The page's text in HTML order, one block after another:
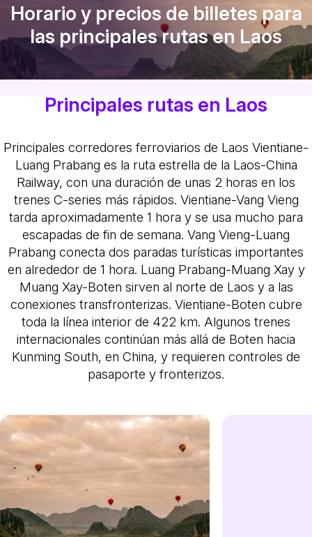
Horario y precios de billetes para
las principales rutas en Laos
Principales rutas en Laos
Principales corredores ferroviarios de Laos Vientiane-
Luang Prabang es la ruta estrella de la Laos-China
Railway, con una duración de unas 2 horas en los
trenes C-series más rápidos. Vientiane-Vang Vieng
tarda aproximadamente 1 hora y se usa mucho para
escapadas de fin de semana. Vang Vieng-Luang
Prabang conecta dos paradas turísticas importantes
en alrededor de 1 hora. Luang Prabang-Muang Xay y
Muang Xay-Boten sirven al norte de Laos y a las
conexiones transfronterizas. Vientiane-Boten cubre
toda la línea interior de 422 km. Algunos trenes
internacionales continúan más allá de Boten hacia
Kunming South, en China, y requieren controles de
pasaporte y fronterizos.